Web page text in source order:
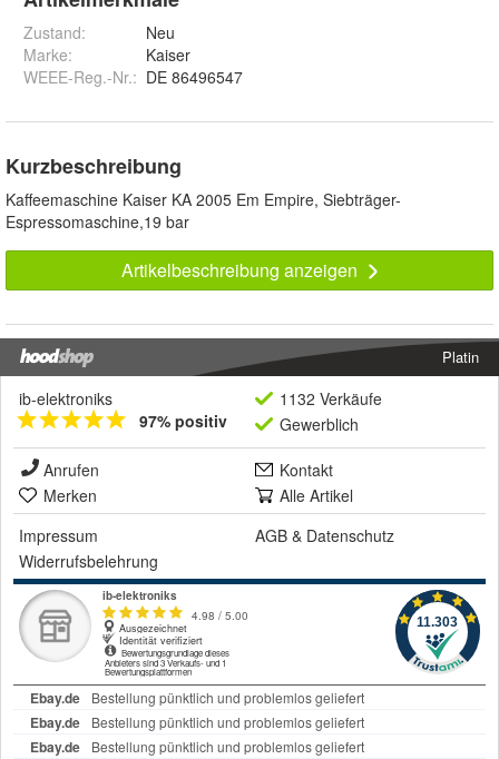
Zustand:
Neu
Marke:
Kaiser
WEEE-Reg.-Nr.: DE 86496547
Kurzbeschreibung
Kaffeemaschine Kaiser KA 2005 Em Empire, Siebträger-
Espressomaschine,19 bar
Artikelbeschreibung anzeigen
Platin
ib-elektroniks
97% positiv
1132 Verkäufe
Gewerblich
Anrufen
Kontakt
Merken
Alle Artikel
Impressum
AGB & Datenschutz
Widerrufsbelehrung